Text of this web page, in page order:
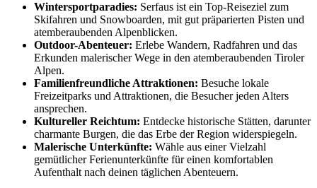
Wintersportparadies: Serfaus ist ein Top-Reiseziel zum
Skifahren und Snowboarden, mit gut präparierten Pisten und
atemberaubenden Alpenblicken.
Outdoor-Abenteuer: Erlebe Wandern, Radfahren und das
Erkunden malerischer Wege in den atemberaubenden Tiroler
Alpen.
Familienfreundliche Attraktionen: Besuche lokale
Freizeitparks und Attraktionen, die Besucher jeden Alters
ansprechen.
Kultureller Reichtum: Entdecke historische Stätten, darunter
charmante Burgen, die das Erbe der Region widerspiegeln.
Malerische Unterkünfte: Wähle aus einer Vielzahl
gemütlicher Ferienunterkünfte für einen komfortablen
Aufenthalt nach deinen täglichen Abenteuern.